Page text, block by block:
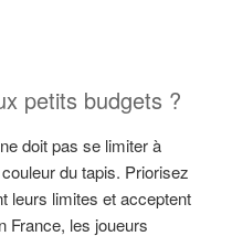
petits budgets ?
doit pas se limiter à
couleur du tapis. Priorisez
leurs limites et acceptent
France, les joueurs